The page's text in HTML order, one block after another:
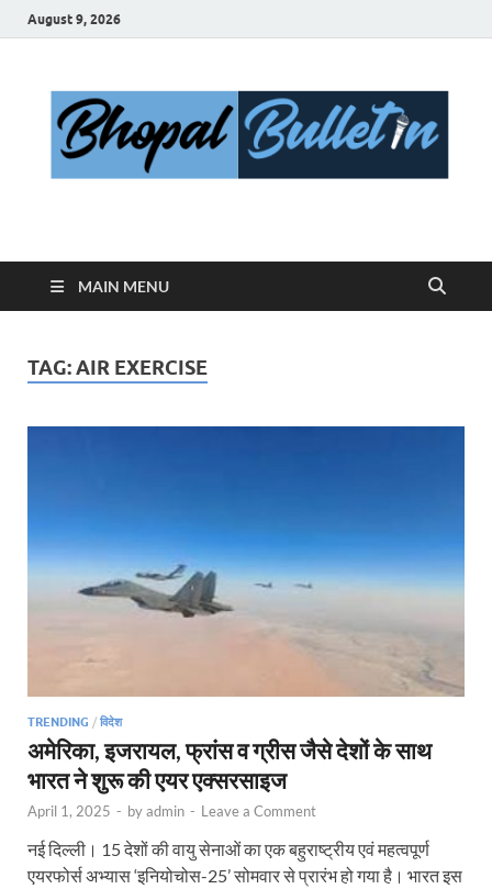
August 9, 2026
Bhopal Bulletin
MAIN MENU
TAG:AIR EXERCISE
TRENDING / विदेश
अमेरिका, इजरायल, फ्रांस व ग्रीस जैसे देशों के साथ
भारत ने शुरू की एयर एक्सरसाइज
April 1, 2025 - byadmin - Leave a Comment
नई दिल्ली। 15 देशों की वायु सेनाओं का एक बहुराष्ट्रीय एवं महत्वपूर्ण
एयरफोर्स अभ्यास ‘इनियोचोस-25’ सोमवार से प्रारंभ हो गया है। भारत इस